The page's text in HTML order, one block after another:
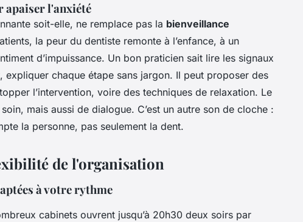
apaiser l'anxiété
soit-elle, ne remplace pas la bienveillance
la peur du dentiste remonte à l’enfance, à un
d’impuissance. Un bon praticien sait lire les signaux
expliquer chaque étape sans jargon. Il peut proposer des
l’intervention, voire des techniques de relaxation. Le
mais aussi de dialogue. C’est un autre son de cloche :
la personne, pas seulement la dent.
de l'organisation
à votre rythme
cabinets ouvrent jusqu’à 20h30 deux soirs par